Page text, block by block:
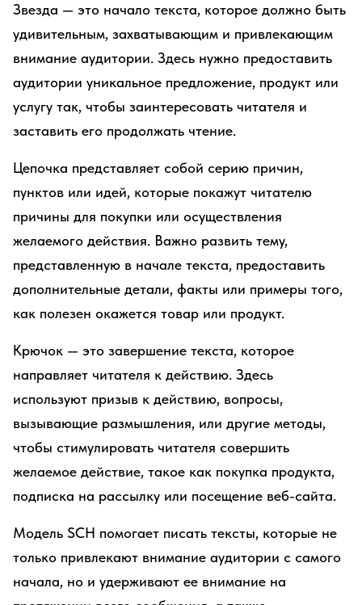
Звезда — это начало текста, которое должно быть
удивительным, захватывающим и привлекающим
внимание аудитории. Здесь нужно предоставить
аудитории уникальное предложение, продукт или
услугу так, чтобы заинтересовать читателя и
заставить его продолжать чтение.
Цепочка представляет собой серию причин,
пунктов или идей, которые покажут читателю
причины для покупки или осуществления
желаемого действия. Важно развить тему,
представленную в начале текста, предоставить
дополнительные детали, факты или примеры того,
как полезен окажется товар или продукт.
Крючок — это завершение текста, которое
направляет читателя к действию. Здесь
используют призыв к действию, вопросы,
вызывающие размышления, или другие методы,
чтобы стимулировать читателя совершить
желаемое действие, такое как покупка продукта,
подписка на рассылку или посещение веб-сайта.
Модель SCH помогает писать тексты, которые не
только привлекают внимание аудитории с самого
начала, но и удерживают ее внимание на